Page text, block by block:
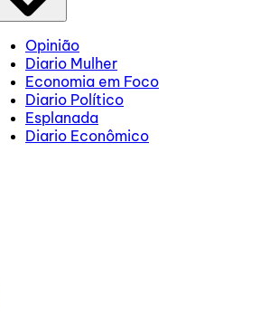
Opinião
Diario Mulher
Economia em Foco
Diario Político
Esplanada
Diario Econômico